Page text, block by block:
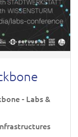
- Labs &